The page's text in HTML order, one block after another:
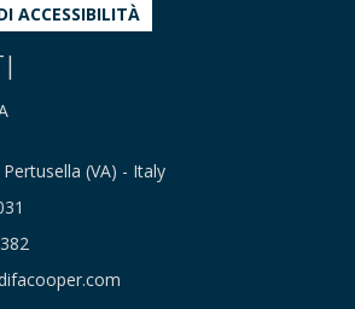
ACCESSIBILITÀ
(VA) - Italy